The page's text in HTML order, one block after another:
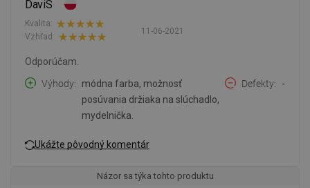
DaviS
11-06-2021
Kvalita:
Vzhľad:
Odporúčam.
Výhody
módna farba, možnosť
posúvania držiaka na slúchadlo,
mydelnička.
Defekty -
Ukážte pôvodný komentár
Názor sa týka tohto produktu